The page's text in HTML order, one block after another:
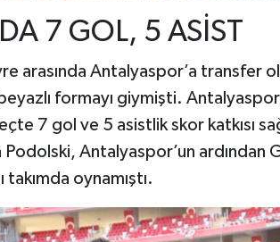
7 GOL, 5 ASİST
arasında Antalyaspor’a transfer
formayı giymişti.
7 gol ve 5 asistlik skor katkısı
Antalyaspor’un ardından
oynamıştı.